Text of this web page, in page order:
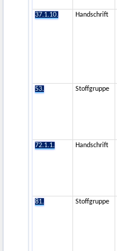
37.1.10.
Handschrift
53.
Stoffgruppe
72.1.1.
Handschrift
81.
Stoffgruppe